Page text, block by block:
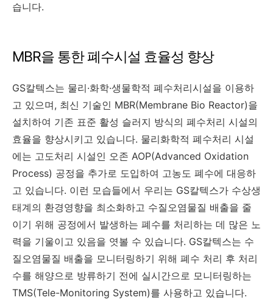
습니다.
MBR을 통한 폐수시설 효율성 향상
GS칼텍스는 물리·화학·생물학적 폐수처리시설을 이용하
고 있으며, 최신 기술인 MBR(Membrane Bio Reactor)을
설치하여 기존 표준 활성 슬러지 방식의 폐수처리 시설의
효율을 향상시키고 있습니다. 물리화학적 폐수처리 시설
에는 고도처리 시설인 오존 AOP(Advanced Oxidation
Process) 공정을 추가로 도입하여 고농도 폐수에 대응하
고 있습니다. 이런 모습들에서 우리는 GS칼텍스가 수상생
태계의 환경영향을 최소화하고 수질오염물질 배출을 줄
이기 위해 공정에서 발생하는 폐수를 처리하는 데 많은 노
력을 기울이고 있음을 엿볼 수 있습니다. GS칼텍스는 수
질오염물질 배출을 모니터링하기 위해 폐수 처리 후 처리
수를 해양으로 방류하기 전에 실시간으로 모니터링하는
TMS(Tele-Monitoring System)를 사용하고 있습니다.